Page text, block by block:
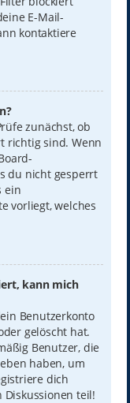
E-Mail-
kontaktiere
zunächst, ob
richtig sind. Wenn
du nicht gesperrt
ein
vorliegt, welches
kann mich
Benutzerkonto
gelöscht hat.
Benutzer, die
haben, um
dich
teil!